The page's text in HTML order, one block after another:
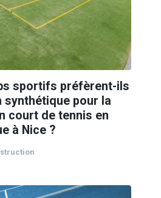
sportifs préfèrent-ils
synthétique pour la
court de tennis en
à Nice ?